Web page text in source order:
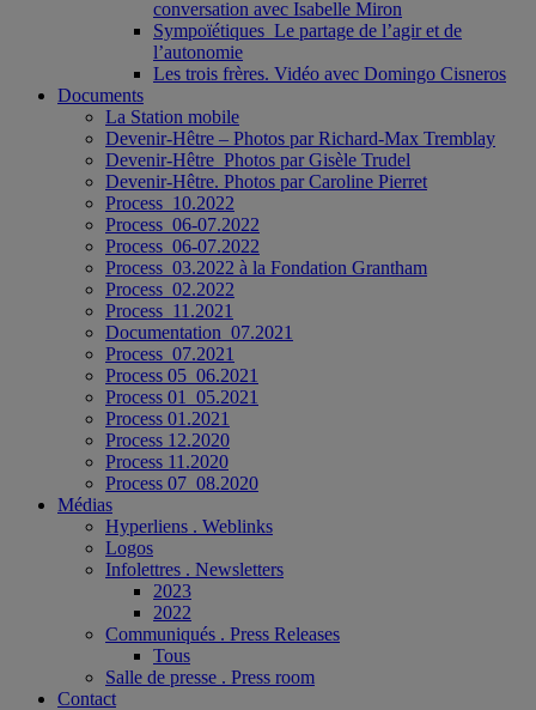
conversation avec Isabelle Miron
Sympoïétiques_Le partage de l’agir et de
l’autonomie
Les trois frères. Vidéo avec Domingo Cisneros
Documents
La Station mobile
Devenir-Hêtre – Photos par Richard-Max Tremblay
Devenir-Hêtre_Photos par Gisèle Trudel
Devenir-Hêtre. Photos par Caroline Pierret
Process_10.2022
Process_06-07.2022
Process_06-07.2022
Process_03.2022 à la Fondation Grantham
Process_02.2022
Process_11.2021
Documentation_07.2021
Process_07.2021
Process 05_06.2021
Process 01_05.2021
Process 01.2021
Process 12.2020
Process 11.2020
Process 07_08.2020
Médias
Hyperliens . Weblinks
Logos
Infolettres . Newsletters
2023
2022
Communiqués . Press Releases
Tous
Salle de presse . Press room
Contact